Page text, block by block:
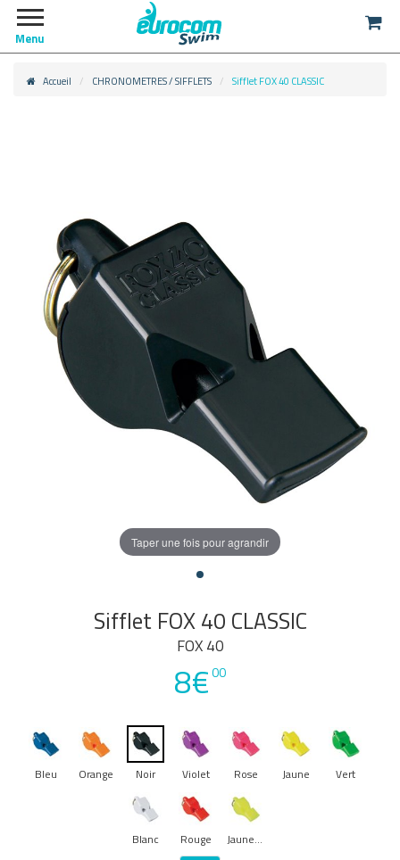
Menu
Accueil CHRONOMETRES / SIFFLETS Sifflet FOX 40 CLASSIC
Taper une fois pour agrandir
Sifflet FOX 40 CLASSIC
FOX 40
8€00
Bleu Orange Noir Violet Rose Jaune Vert
Blanc Rouge Jaune Fluo